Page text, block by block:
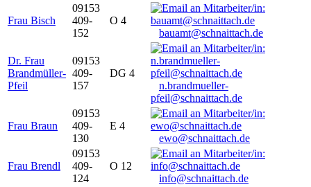
Frau Bisch
09153
409-
152
O 4
bauamt@schnaittach.de
Dr. Frau
Brandmüller-
Pfeil
09153
409-
157
DG 4
n.brandmueller-
pfeil@schnaittach.de
Frau Braun
09153
409-
130
E 4
ewo@schnaittach.de
Frau Brendl
09153
409-
124
O 12
info@schnaittach.de